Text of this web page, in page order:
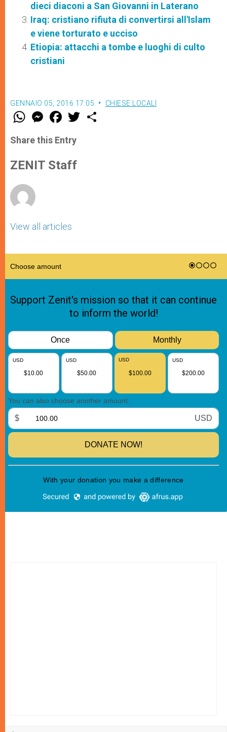
dieci diaconi a San Giovanni in Laterano
Iraq: cristiano rifiuta di convertirsi all'Islam
e viene torturato e ucciso
Etiopia: attacchi a tombe e luoghi di culto
cristiani
GENNAIO 05, 2016 17:05 CHIESE LOCALI
W
t
s
p
p
M
e
s
e
g
e
F
a
e
b
o
k
w
Share this Entry
ZENIT Staff
View all articles